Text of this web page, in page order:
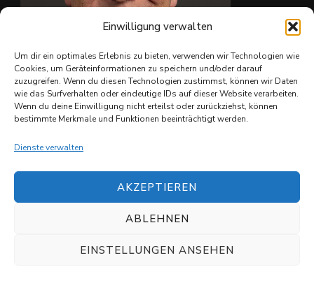
Einwilligung verwalten
Um dir ein optimales Erlebnis zu bieten, verwenden wir Technologien wie
Cookies, um Geräteinformationen zu speichern und/oder darauf
zuzugreifen. Wenn du diesen Technologien zustimmst, können wir Daten
wie das Surfverhalten oder eindeutige IDs auf dieser Website verarbeiten.
Wenn du deine Einwilligung nicht erteilst oder zurückziehst, können
bestimmte Merkmale und Funktionen beeinträchtigt werden.
Dienste verwalten
AKZEPTIEREN
ABLEHNEN
EINSTELLUNGEN ANSEHEN
Ing. Christian Reiter
Shuvit e.V.. All Rights Reserved.
Datenschutzerklärung